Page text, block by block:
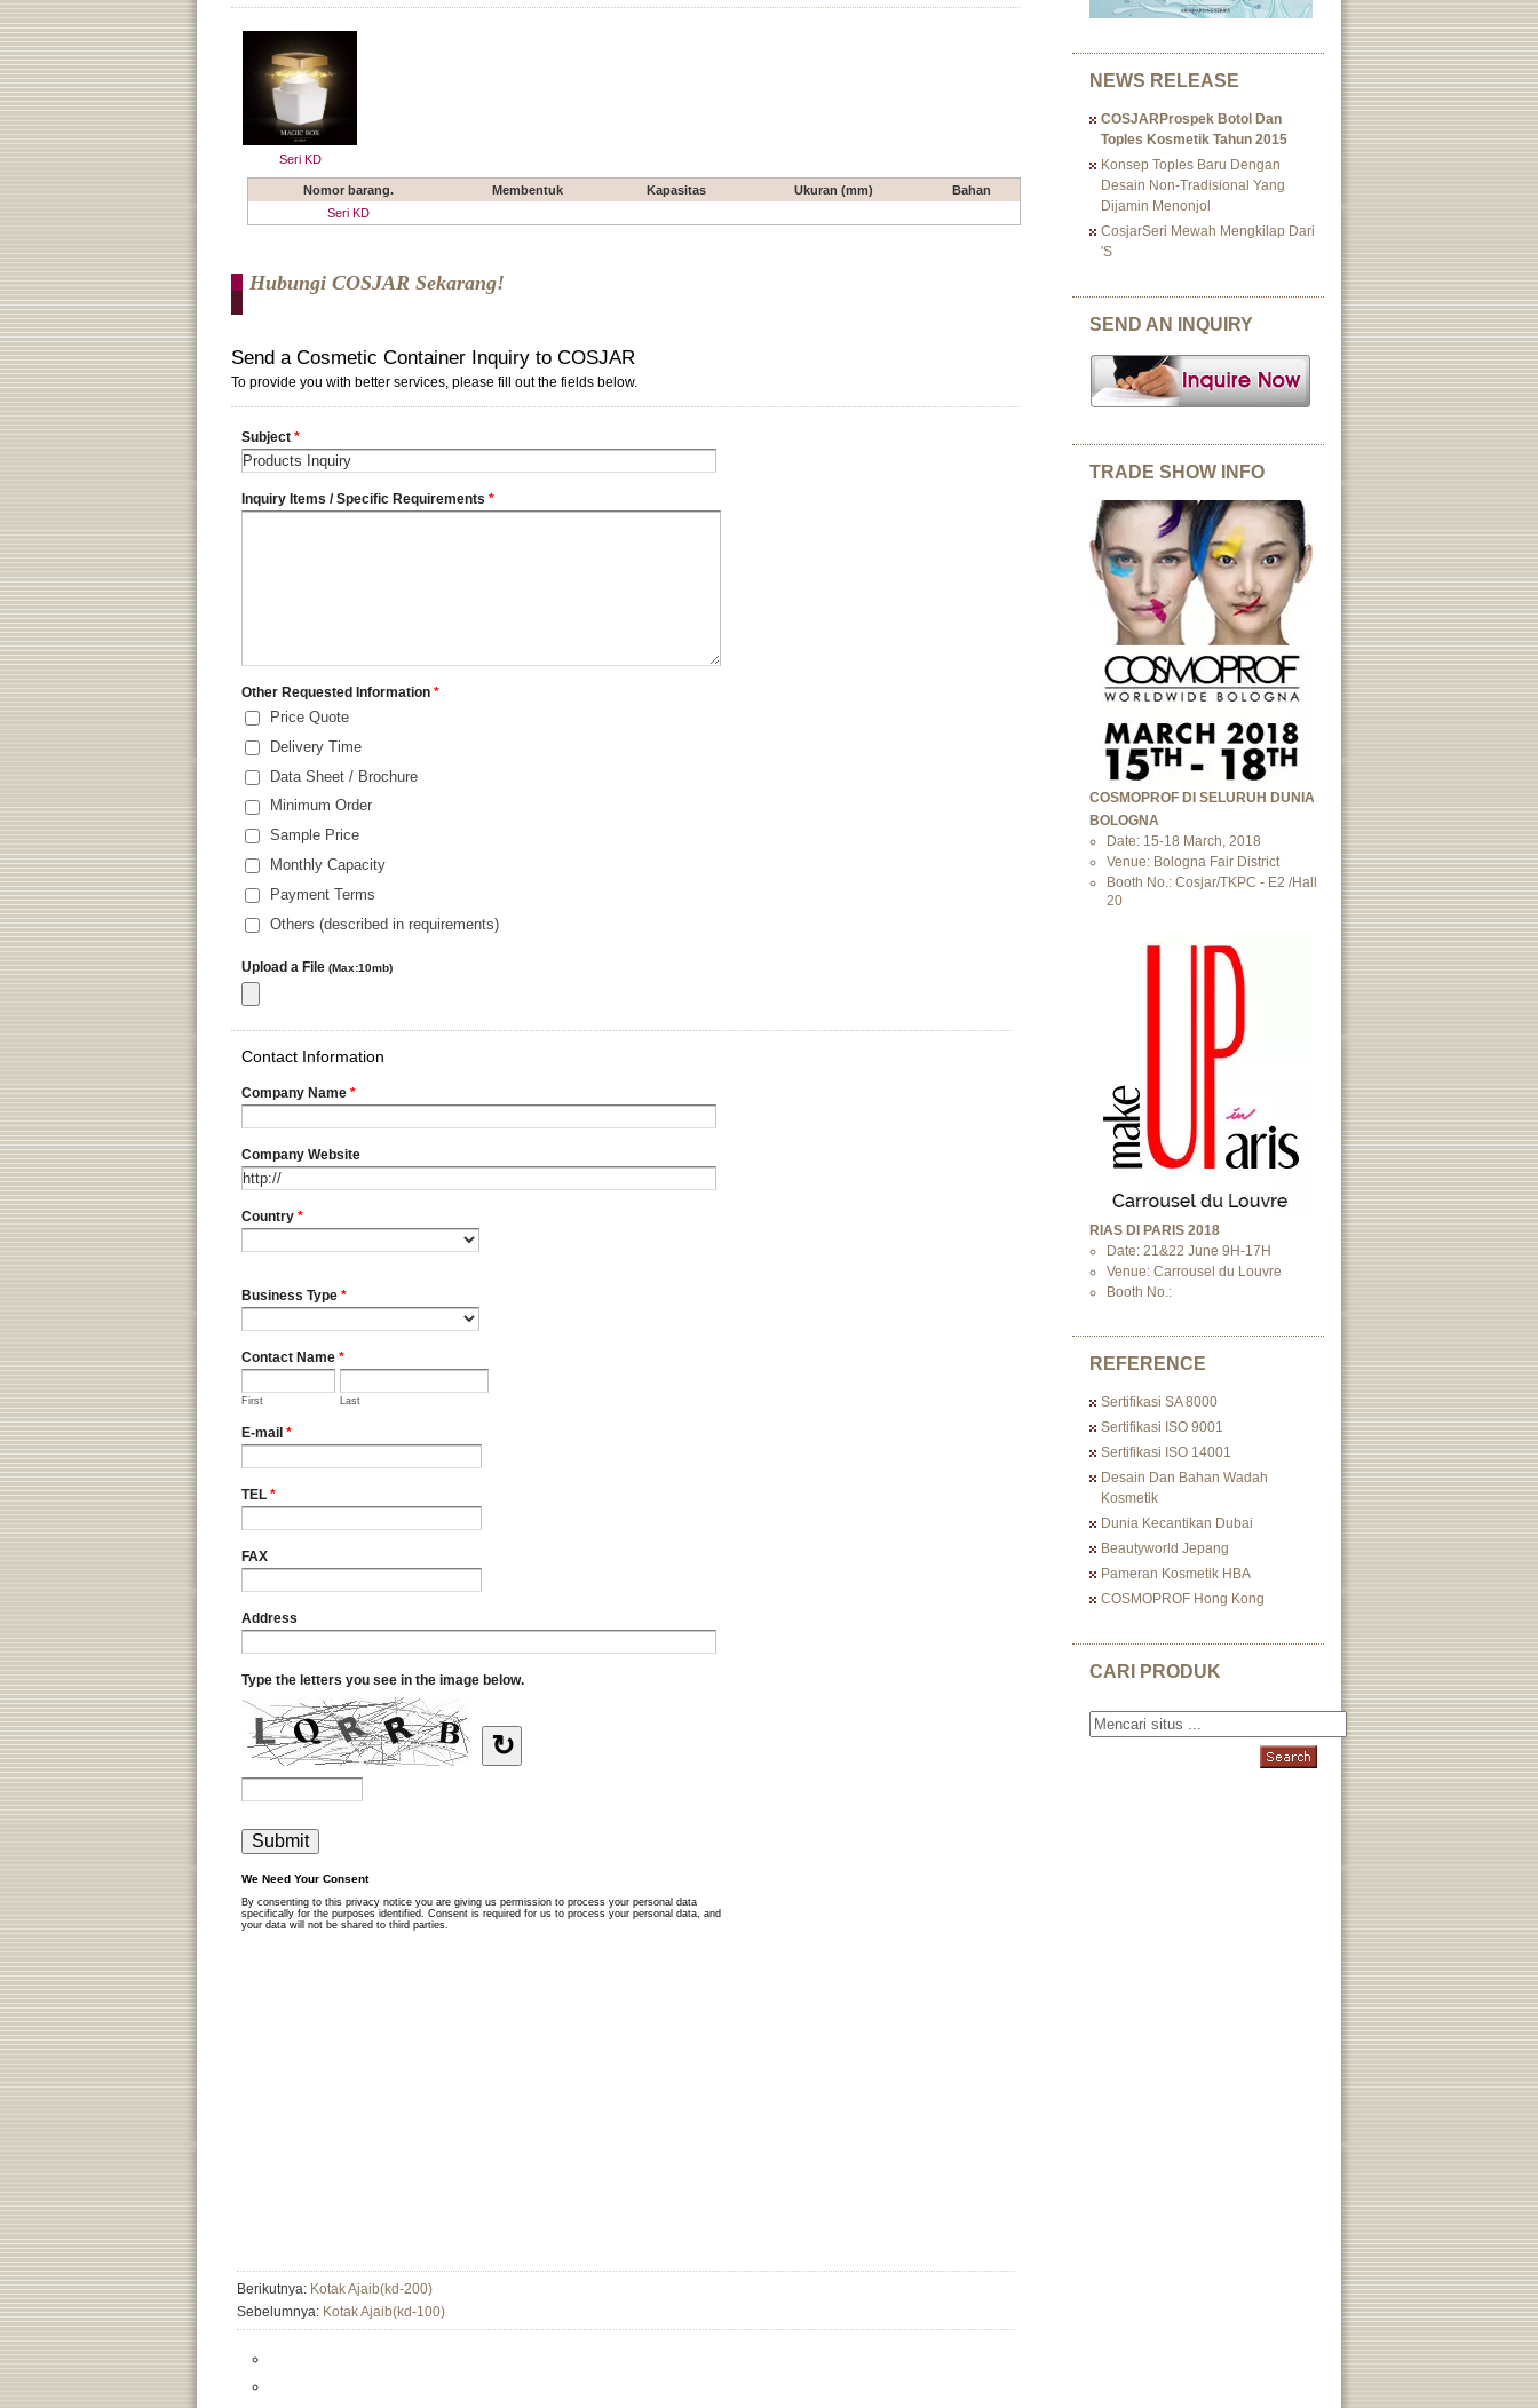
Seri KD
Nomor barang. Membentuk Kapasitas Ukuran (mm)
Bahan
Seri KD
Hubungi COSJAR Sekarang!
Berikutnya: Kotak Ajaib(kd-200)
Sebelumnya: Kotak Ajaib(kd-100)
NEWS RELEASE
COSJARProspek Botol Dan
Toples Kosmetik Tahun 2015
Konsep Toples Baru Dengan
Desain Non-Tradisional Yang
Dijamin Menonjol
CosjarSeri Mewah Mengkilap Dari
's
SEND AN INQUIRY
TRADE SHOW INFO
COSMOPROF DI SELURUH DUNIA
BOLOGNA
Date: 15-18 March, 2018
Venue: Bologna Fair District
Booth No.: Cosjar/TKPC - E2 /Hall
20
RIAS DI PARIS 2018
Date: 21&22 June 9H-17H
Venue: Carrousel du Louvre
Booth No.:
REFERENCE
Sertifikasi SA 8000
Sertifikasi ISO 9001
Sertifikasi ISO 14001
Desain Dan Bahan Wadah
Kosmetik
Dunia Kecantikan Dubai
Beautyworld Jepang
Pameran Kosmetik HBA
COSMOPROF Hong Kong
CARI PRODUK